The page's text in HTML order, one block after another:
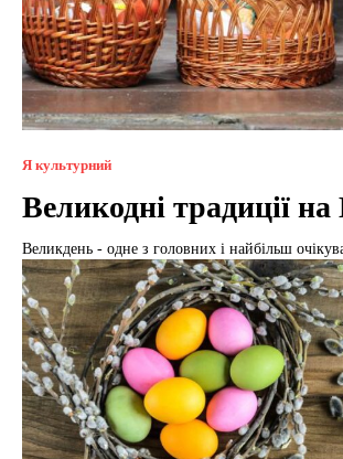
Я культурний
Великодні традиції на
Великдень - одне з головних і найбільш